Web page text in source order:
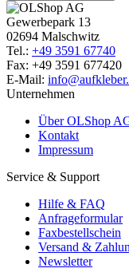
Gewerbepark 13
02694 Malschwitz
Tel.: +49 3591 67740
Fax: +49 3591 677420
E-Mail:
Unternehmen
Über OLShop
Kontakt
Impressum
Service & Support
Hilfe & FAQ
Anfrageformular
Faxbestellschein
Versand &
Newsletter